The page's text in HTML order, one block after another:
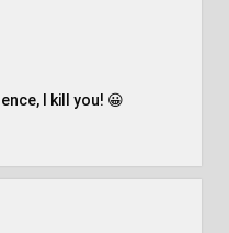
I kill you! 😀